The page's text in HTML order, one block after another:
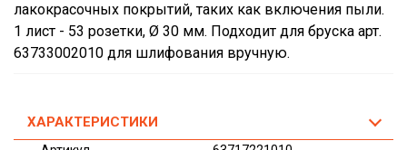
лакокрасочных покрытий, таких как включения пыли.
1 лист - 53 розетки, Ø 30 мм. Подходит для бруска арт.
63733002010 для шлифования вручную.
ХАРАКТЕРИСТИКИ